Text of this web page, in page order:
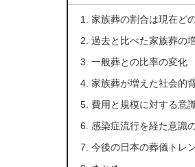
家族葬の割合は現在ど
過去と比べた家族葬の
一般葬との比率の変化
家族葬が増えた社会的
費用と規模に対する意
感染症流行を経た意識
今後の日本の葬儀トレ